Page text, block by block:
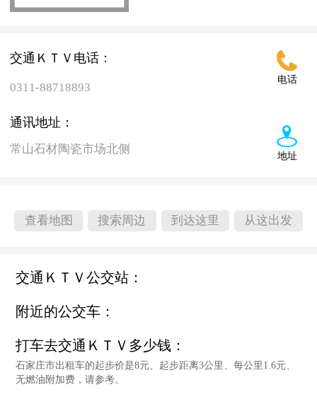
电话
交通ＫＴＶ电话：
0311-88718893
地址
通讯地址：
常山石材陶瓷市场北侧
查看地图 搜索周边 到达这里 从这出发
交通ＫＴＶ公交站：
附近的公交车：
打车去交通ＫＴＶ多少钱：
石家庄市出租车的起步价是8元、起步距离3公里、每公里1.6元、
无燃油附加费，请参考。